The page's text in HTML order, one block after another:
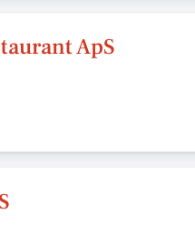
ApS